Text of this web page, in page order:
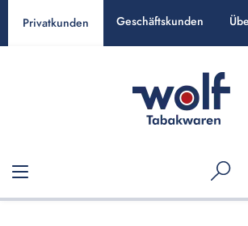
springen
Privatkunden Geschäftskunden